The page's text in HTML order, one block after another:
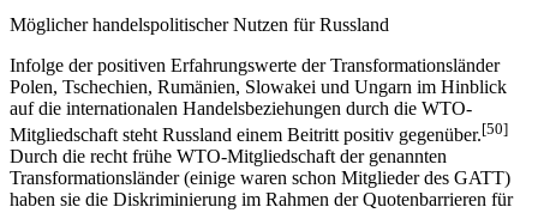
Infolge der positiven Erfahrungswerte der Transformationsländer
Polen, Tschechien, Rumänien, Slowakei und Ungarn im Hinblick
auf die internationalen Handelsbeziehungen durch die WTO-
Mitgliedschaft steht Russland einem Beitritt positiv gegenüber.
Durch die recht frühe WTO-Mit­glied­schaft der genannten
Transformationsländer (einige waren schon Mitglieder des GATT)